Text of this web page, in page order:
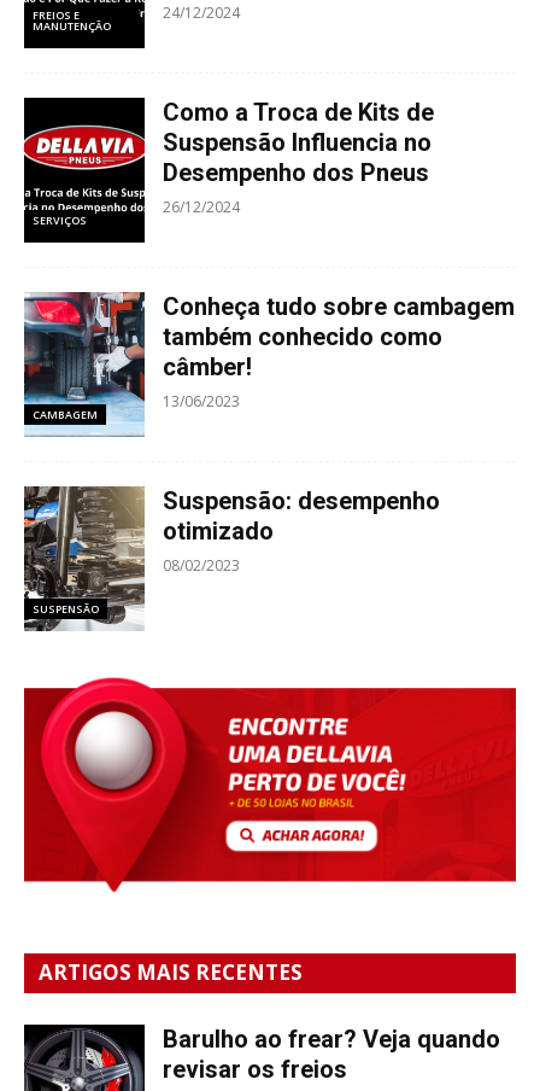
FREIOS E
MANUTENÇÃO
24/12/2024
SERVIÇOS
Como a Troca de Kits de
Suspensão Influencia no
Desempenho dos Pneus
26/12/2024
CAMBAGEM
Conheça tudo sobre cambagem
também conhecido como
câmber!
13/06/2023
SUSPENSÃO
Suspensão: desempenho
otimizado
08/02/2023
ARTIGOS MAIS RECENTES
Barulho ao frear? Veja quando
revisar os freios